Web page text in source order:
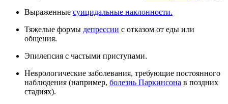
Выраженные суицидальные наклонности.
Тяжелые формы депрессии с отказом от еды или
общения.
Эпилепсия с частыми приступами.
Неврологические заболевания, требующие постоянного
наблюдения (например, болезнь Паркинсона в поздних
стадиях).